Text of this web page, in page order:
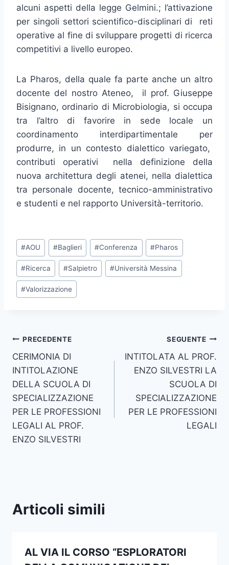
alcuni aspetti della legge Gelmini.; l’attivazione
per singoli settori scientifico-disciplinari di reti
operative al fine di sviluppare progetti di ricerca
competitivi a livello europeo.
La Pharos, della quale fa parte anche un altro
docente del nostro Ateneo, il prof. Giuseppe
Bisignano, ordinario di Microbiologia, si occupa
tra l’altro di favorire in sede locale un
coordinamento interdipartimentale per
produrre, in un contesto dialettico variegato,
contributi operativi nella definizione della
nuova architettura degli atenei, nella dialettica
tra personale docente, tecnico-amministrativo
e studenti e nel rapporto Università-territorio.
Tag
articolo:
#AOU #Baglieri #Conferenza #Pharos
#Ricerca #Salpietro #Università Messina
#Valorizzazione
Navigazione
articoli
PRECEDENTE
CERIMONIA DI
INTITOLAZIONE
DELLA SCUOLA DI
SPECIALIZZAZIONE
PER LE PROFESSIONI
LEGALI AL PROF.
ENZO SILVESTRI
SEGUENTE
INTITOLATA AL PROF.
ENZO SILVESTRI LA
SCUOLA DI
SPECIALIZZAZIONE
PER LE PROFESSIONI
LEGALI
Articoli simili
AL VIA IL CORSO “ESPLORATORI